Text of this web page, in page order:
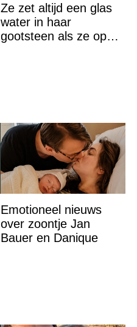
Ze zet altijd een glas
water in haar
gootsteen als ze op
Emotioneel nieuws
over zoontje Jan
Bauer en Danique